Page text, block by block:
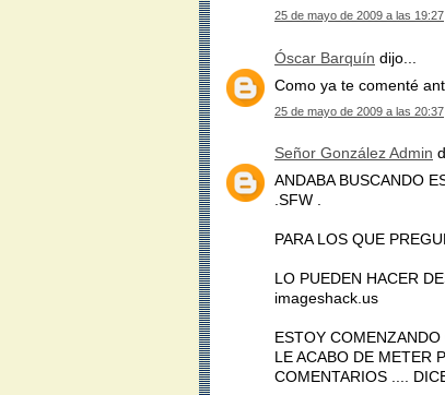
25 de mayo de 2009 a las 19:27
Óscar Barquín dijo...
Como ya te comenté
25 de mayo de 2009 a las 20:37
Señor González Admin
ANDABA BUSCANDO
.SFW .
PARA LOS QUE
LO PUEDEN HACER
imageshack.us
ESTOY
LE ACABO DE METER
COMENTARIOS ....